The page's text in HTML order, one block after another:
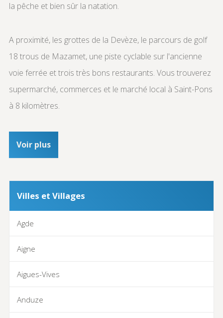
la pêche et bien sûr la natation.
A proximité, les grottes de la Devèze, le parcours de golf
18 trous de Mazamet, une piste cyclable sur l'ancienne
voie ferrée et trois très bons restaurants. Vous trouverez
supermarché, commerces et le marché local à Saint-Pons
à 8 kilomètres.
Voir plus
Villes et Villages
Agde
Aigne
Aigues-Vives
Anduze